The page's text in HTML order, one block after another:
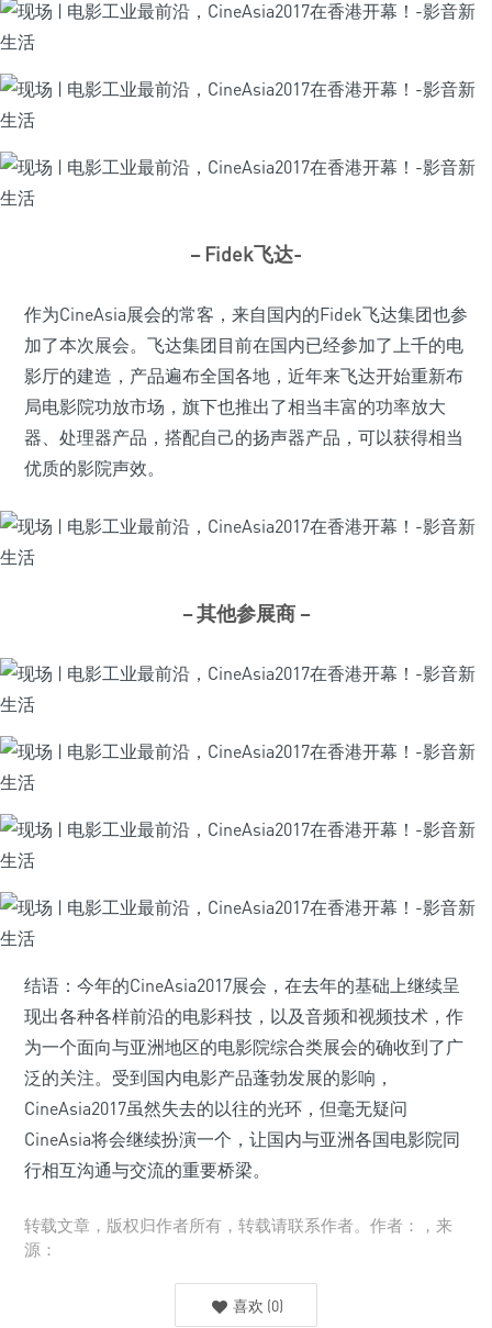
– Fidek飞达-
作为CineAsia展会的常客，来自国内的Fidek飞达集团也参
加了本次展会。飞达集团目前在国内已经参加了上千的电
影厅的建造，产品遍布全国各地，近年来飞达开始重新布
局电影院功放市场，旗下也推出了相当丰富的功率放大
器、处理器产品，搭配自己的扬声器产品，可以获得相当
优质的影院声效。
– 其他参展商 –
结语：今年的CineAsia2017展会，在去年的基础上继续呈
现出各种各样前沿的电影科技，以及音频和视频技术，作
为一个面向与亚洲地区的电影院综合类展会的确收到了广
泛的关注。受到国内电影产品蓬勃发展的影响，
CineAsia2017虽然失去的以往的光环，但毫无疑问
CineAsia将会继续扮演一个，让国内与亚洲各国电影院同
行相互沟通与交流的重要桥梁。
转载文章，版权归作者所有，转载请联系作者。作者：，来
源：
喜欢 (0)